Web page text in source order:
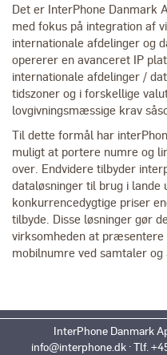
Det er InterPhone Danmark
med fokus på integration af
internationale afdelinger og
opererer en avanceret IP
internationale afdelinger /
tidszoner og i forskellige
lovgivningsmæssige krav
Til dette formål har
muligt at portere numre og
over. Endvidere tilbyder
dataløsninger til brug i lande
konkurrencedygtige priser
tilbyde. Disse løsninger gør
virksomheden at
mobilnumre ved samtaler og
InterPhone Danmark
info@interphone.dk · Tlf.